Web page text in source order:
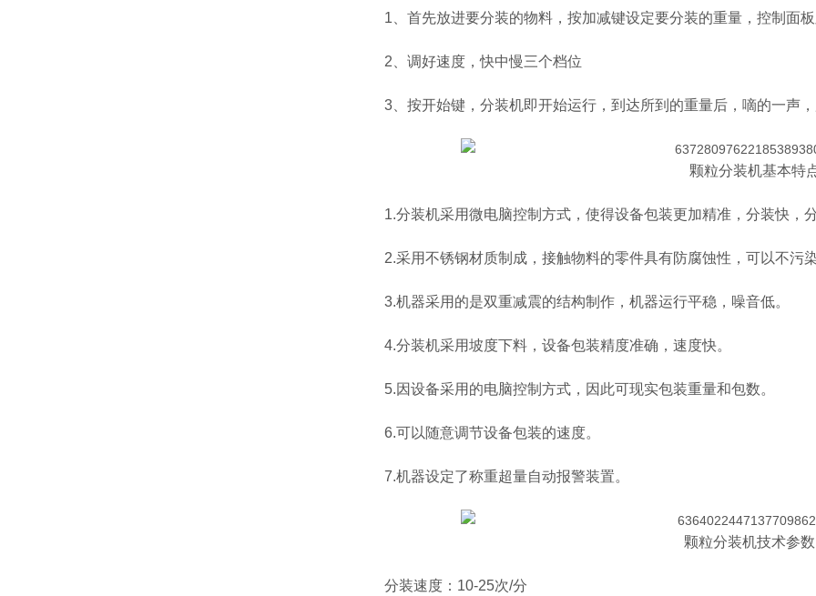
1、首先放进要分装的物料，按加减键设定要分装的重量，控制面板
2、调好速度，快中慢三个档位
3、按开始键，分装机即开始运行，到达所到的重量后，嘀的一声
颗粒分装机基本特
1.分装机采用微电脑控制方式，使得设备包装更加精准，分装快，
2.采用不锈钢材质制成，接触物料的零件具有防腐蚀性，可以不污
3.机器采用的是双重减震的结构制作，机器运行平稳，噪音低。
4.分装机采用坡度下料，设备包装精度准确，速度快。
5.因设备采用的电脑控制方式，因此可现实包装重量和包数。
6.可以随意调节设备包装的速度。
7.机器设定了称重超量自动报警装置。
颗粒分装机技术参
分装速度：10-25次/分